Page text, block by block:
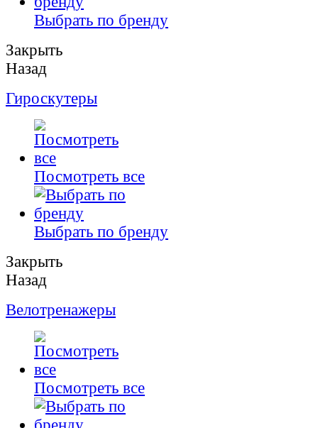
Выбрать по бренду
Закрыть
Назад
Гироскутеры
Посмотреть все
Выбрать по бренду
Закрыть
Назад
Велотренажеры
Посмотреть все